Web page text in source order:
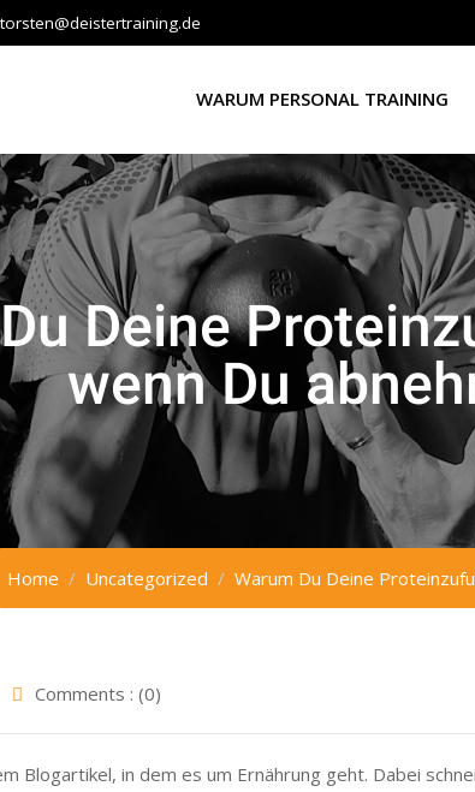
torsten@deistertraining.de
WARUM PERSONAL TRAINING
Deine
wenn Du
Home Uncategorized Warum Du Deine
Comments : (0)
Blogartikel, in dem es um Ernährung geht. Dabei